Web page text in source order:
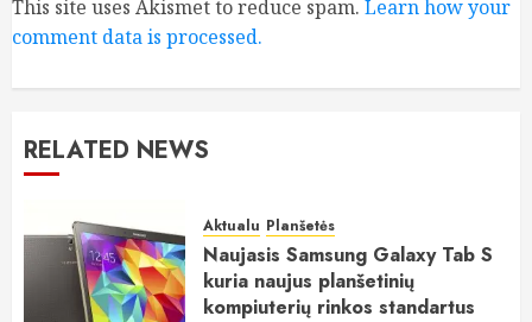
This site uses Akismet to reduce spam. Learn how your
comment data is processed.
RELATED NEWS
Aktualu Planšetės
Naujasis Samsung Galaxy Tab S
kuria naujus planšetinių
kompiuterių rinkos standartus